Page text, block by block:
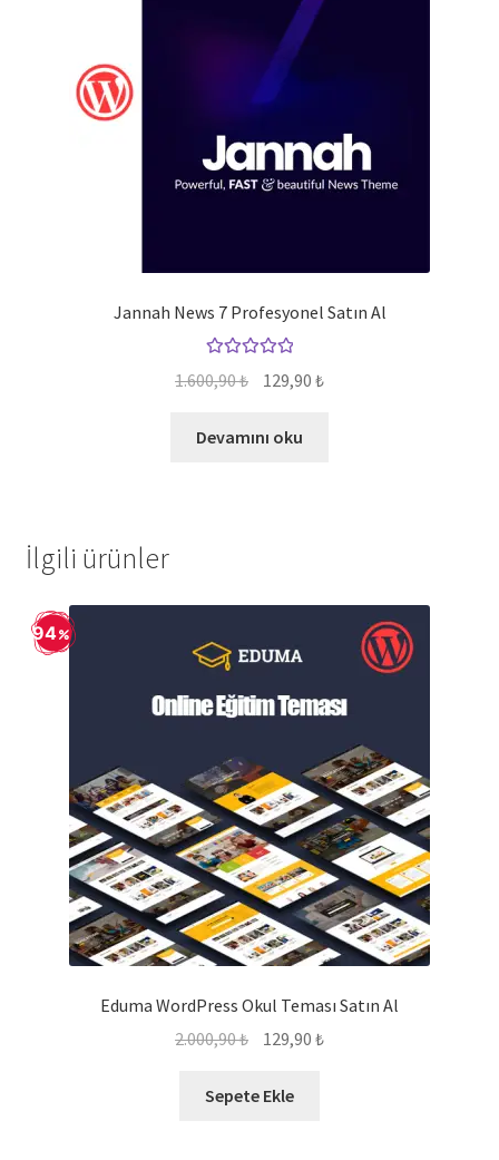
Jannah News 7 Profesyonel Satın Al
5.00
1.600,90₺
Orijinal
1.600,90 ₺.
129,90 ₺Şu
Devamını oku
İlgili ürünler
Eduma WordPress Okul Teması Satın Al
94
2.000,90₺
Orijinal
2.000,90 ₺.
129,90 ₺Şu
Sepete Ekle